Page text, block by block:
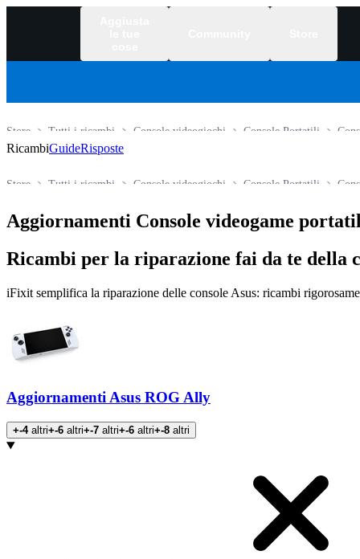
Console Portatili
Console videogiochi
Tutti i ricambi
Store
RicambiGuideRisposte
Console Portatili
Console videogiochi
Tutti i ricambi
Store
Aggiornamenti Console videogame
Ricambi per la riparazione fai da te della
iFixit semplifica la riparazione delle console Asus: ricambi
Aggiornamenti Asus ROG Ally
+-4altri+-6 altri+-7 altri+-6 altri+-8 altri
Prodotti